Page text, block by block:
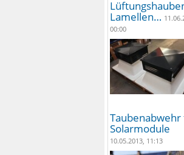
Lamellen…
00:00
Solarmodule
10.05.2013, 11:13